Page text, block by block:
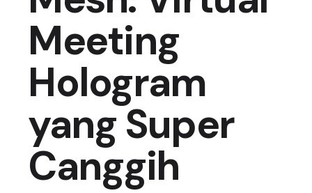
Meeting
Hologram
yang Super
Canggih